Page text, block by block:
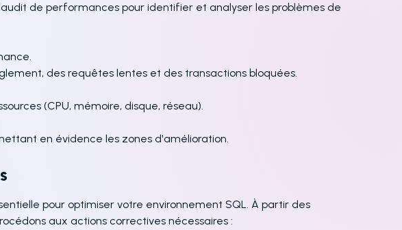
de performances pour identifier et analyser les problèmes de
des requêtes lentes et des transactions bloquées.
(CPU, mémoire, disque, réseau).
en évidence les zones d'amélioration.
pour optimiser votre environnement SQL. À partir des
aux actions correctives nécessaires :